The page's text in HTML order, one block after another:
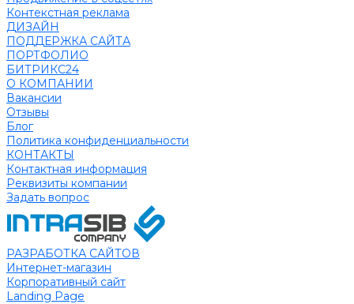
Контекстная реклама
ДИЗАЙН
ПОДДЕРЖКА САЙТА
ПОРТФОЛИО
БИТРИКС24
О КОМПАНИИ
Вакансии
Отзывы
Блог
Политика конфиденциальности
КОНТАКТЫ
Контактная информация
Реквизиты компании
Задать вопрос
РАЗРАБОТКА САЙТОВ
Интернет-магазин
Корпоративный сайт
Landing Page